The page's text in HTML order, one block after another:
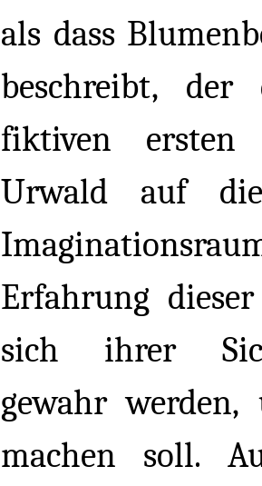
als dass
beschreibt, der
fiktiven ersten
Urwald auf
Erfahrung
sich ihrer
gewahr
machen soll.